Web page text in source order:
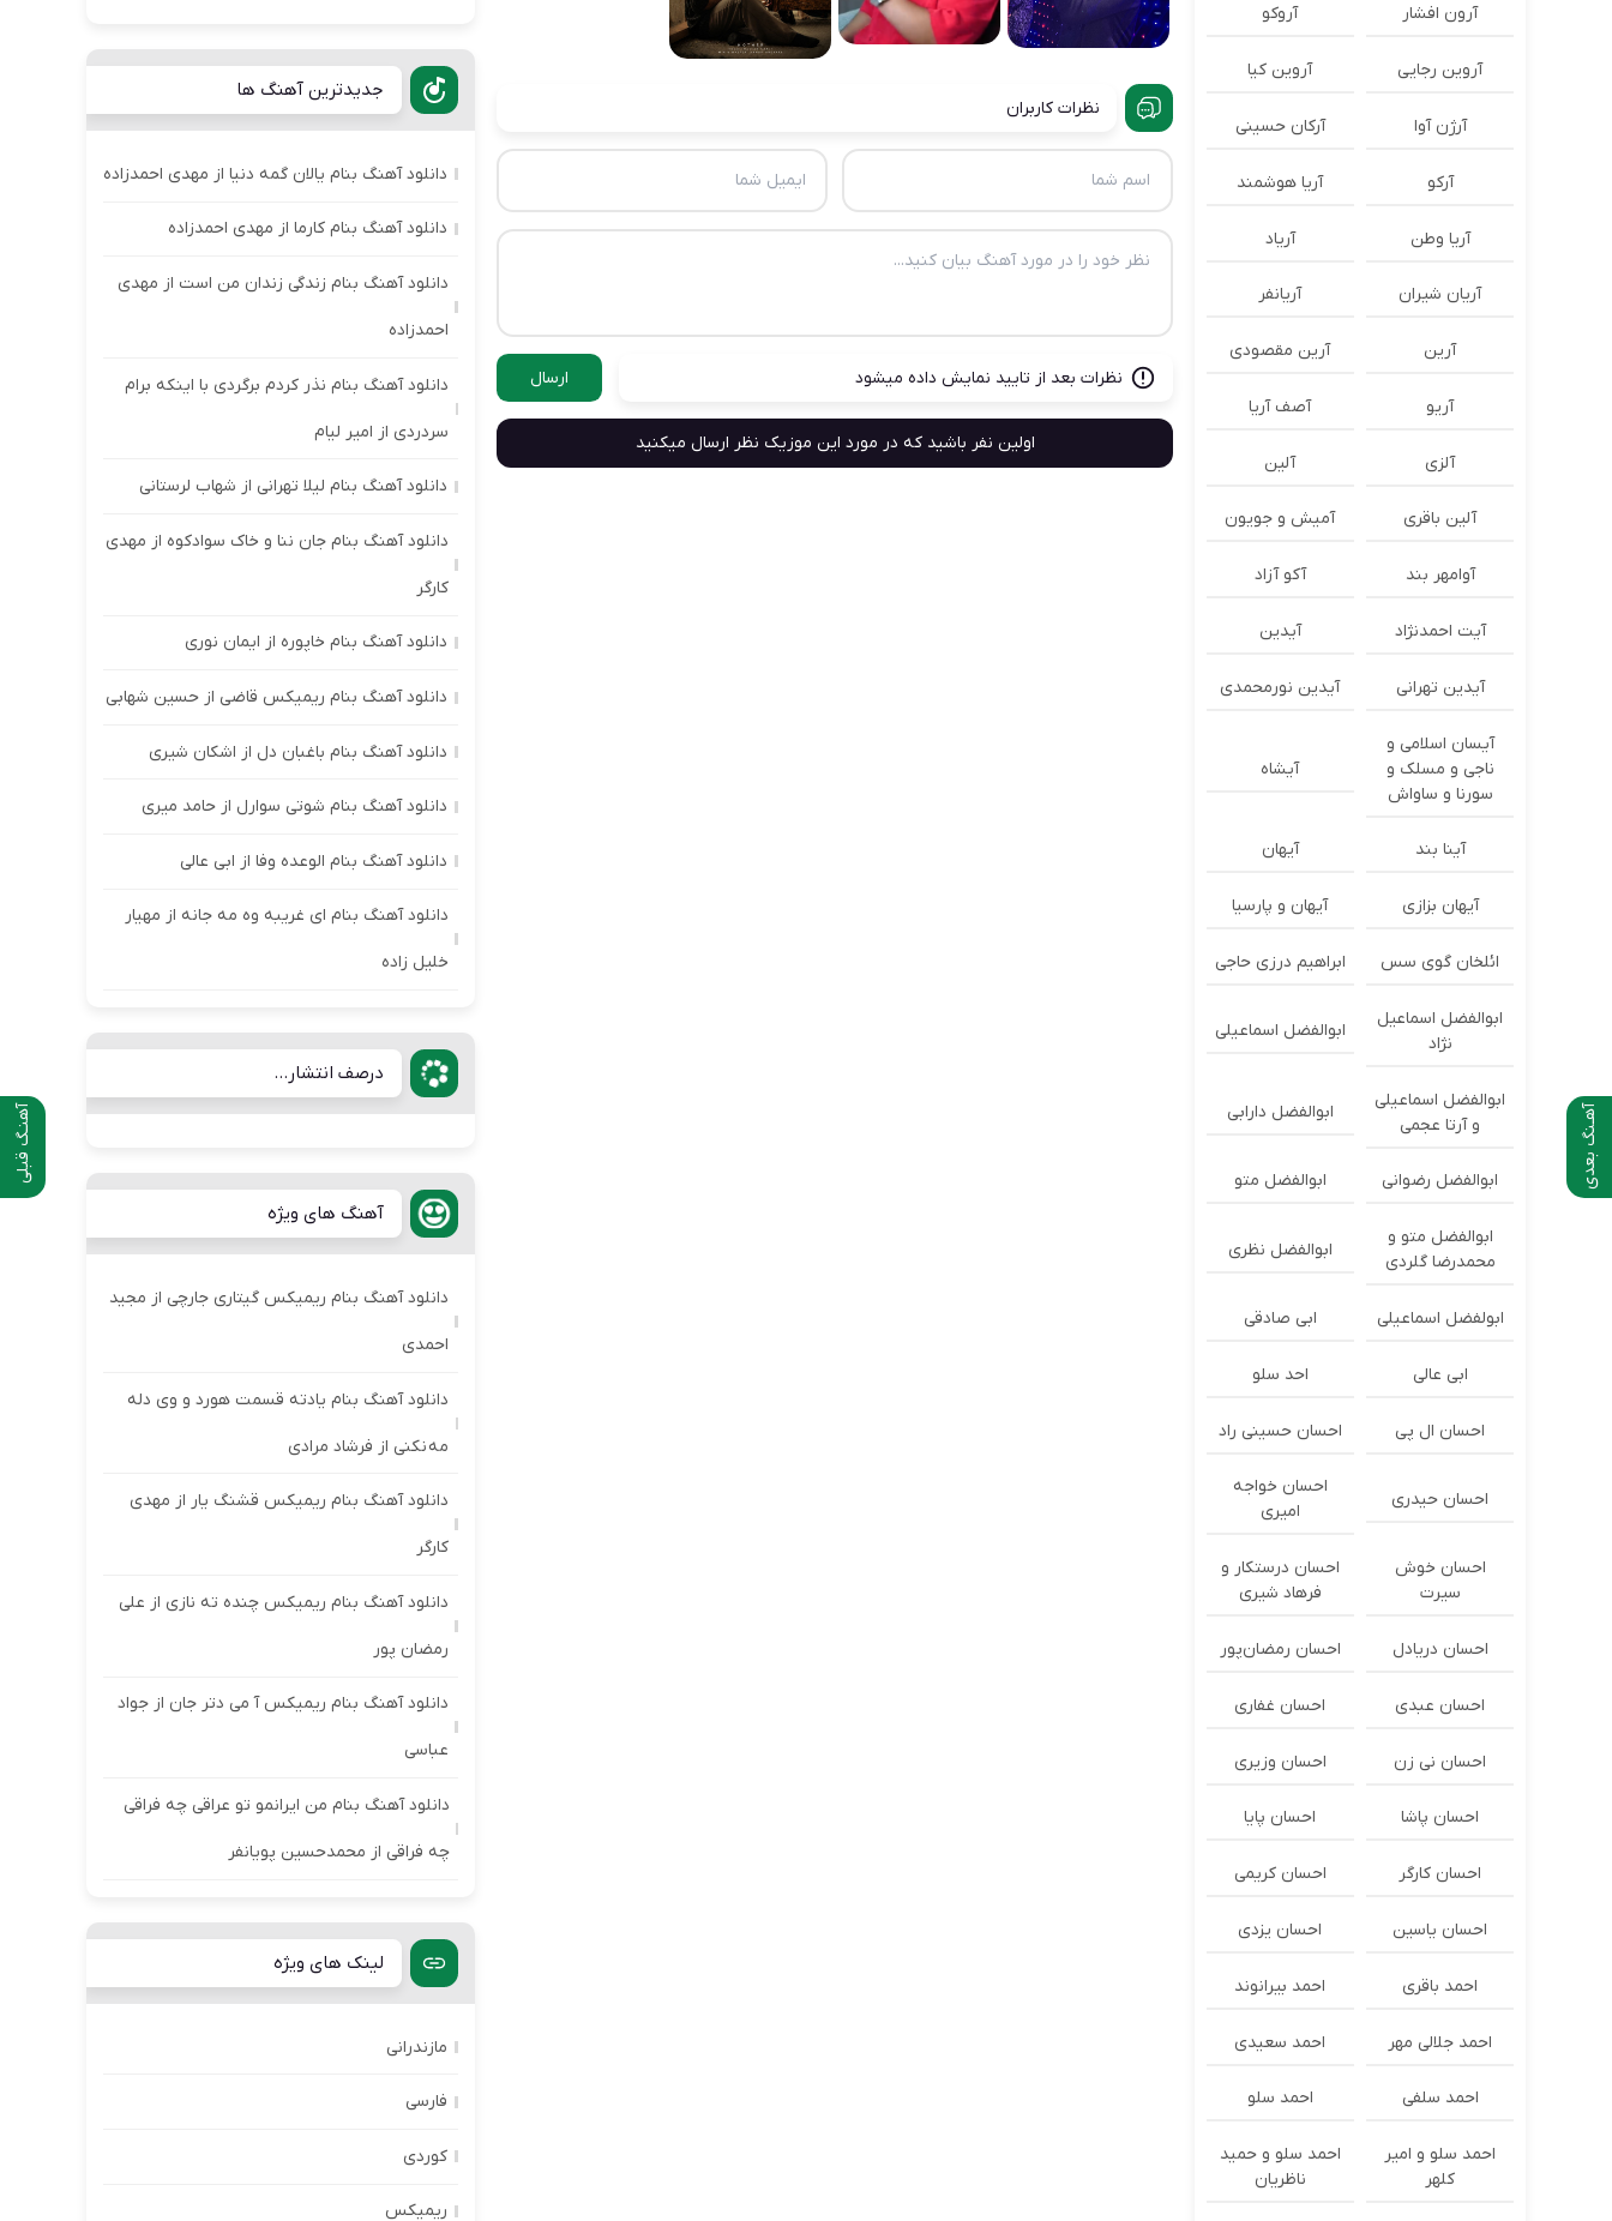
آهنـگ قبلی آهـنگ بعدی
نظرات کاربران
نظرات بعد از تایید نمایش داده میشود ارسال
اولین نفر باشید که در مورد این موزیک نظر ارسال میکنید
آرون افشار آروکو
آروین رجایی آروین کیا
آرژن آوا آرکان حسینی
آرکو آریا هوشمند
آریا وطن آریاد
آریان شیران آریانفر
آرین آرین مقصودی
آریو آصف آریا
آلزی آلین
آلین باقری آمیش و جویون
آوامهر بند آکو آزاد
آیت احمدنژاد آیدین
آیدین تهرانی آیدین نورمحمدی
آیسان اسلامی و
ناجی و مسلک و
سورنا و ساواش
آیشاه
آینا بند آیهان
آیهان بزازی آیهان و پارسیا
ائلخان گوی سس ابراهیم درزی حاجی
ابوالفضل اسماعیل
نژاد
ابوالفضل اسماعیلی
ابوالفضل اسماعیلی
و آرتا عجمی
ابوالفضل دارابی
ابوالفضل رضوانی ابوالفضل متو
ابوالفضل متو و
محمدرضا گلردی
ابوالفضل نظری
ابولفضل اسماعیلی ابی صادقی
ابی عالی احد سلو
احسان ال پی احسان حسینی راد
احسان حیدری
احسان خواجه
امیری
احسان خوش
سیرت
احسان درستكار و
فرهاد شيرى
احسان دریادل احسان رمضان‌پور
احسان عبدی احسان غفاری
احسان نی زن احسان وزیری
احسان پاشا احسان پایا
احسان کارگر احسان کریمی
احسان یاسین احسان یزدی
احمد باقری احمد بیرانوند
احمد جلالی مهر احمد سعیدی
احمد سلفی احمد سلو
احمد سلو و امیر
کلهر
احمد سلو و حمید
ناظریان
جدیدترین آهنگ ها
دانلود آهنگ بنام یالان گمه دنیا از مهدی احمدزاده
دانلود آهنگ بنام کارما از مهدی احمدزاده
دانلود آهنگ بنام زندگی زندان من است از مهدی
احمدزاده
دانلود آهنگ بنام نذر کردم برگردی با اینکه برام
سردردی از امیر لیام
دانلود آهنگ بنام لیلا تهرانی از شهاب لرستانی
دانلود آهنگ بنام جان ننا و خاک سوادکوه از مهدی
کارگر
دانلود آهنگ بنام خاپوره از ایمان نوری
دانلود آهنگ بنام ریمیکس قاضی از حسین شهابی
دانلود آهنگ بنام باغبان دل از اشکان شیری
دانلود آهنگ بنام شوتی سوارل از حامد میری
دانلود آهنگ بنام الوعده وفا از ابی عالی
دانلود آهنگ بنام ای غریبه وه مه جانه از مهیار
خلیل زاده
درصف انتشار...
آهنگ های ویژه
دانلود آهنگ بنام ریمیکس گیتاری جارچی از مجید
احمدی
دانلود آهنگ بنام یادته قسمت هورد و وی دله
مه نکنی از فرشاد مرادی
دانلود آهنگ بنام ریمیکس قشنگ یار از مهدی
کارگر
دانلود آهنگ بنام ریمیکس چنده ته نازی از علی
رمضان پور
دانلود آهنگ بنام ریمیکس آ می دتر جان از جواد
عباسی
دانلود آهنگ بنام من ایرانمو تو عراقی چه فراقی
چه فراقی از محمدحسین پویانفر
لینک های ویژه
مازندرانی
فارسی
کوردی
ریمیکس